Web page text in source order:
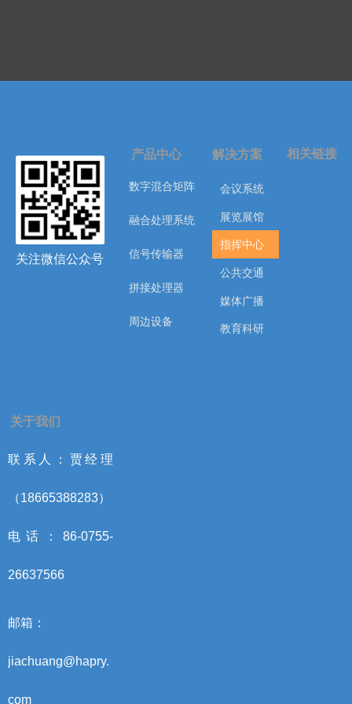
产品中心
数字混合矩阵
融合处理系统
信号传输器
拼接处理器
周边设备
会议系统
展览展馆
指挥中心
公共交通
媒体广播
教育科研
解决方案 相关链接
联系人：贾经理
（18665388283）
电话：86-0755-
26637566
邮箱：
jiachuang@hapry.
com
关于我们
关注微信公众号